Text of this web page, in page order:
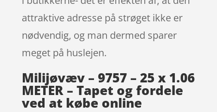
attraktive adresse på strøget ikke er
nødvendig, og man dermed sparer
meget på huslejen.
Milijøvæv – 9757 – 25 x 1.06
METER – Tapet og fordele
ved at købe online